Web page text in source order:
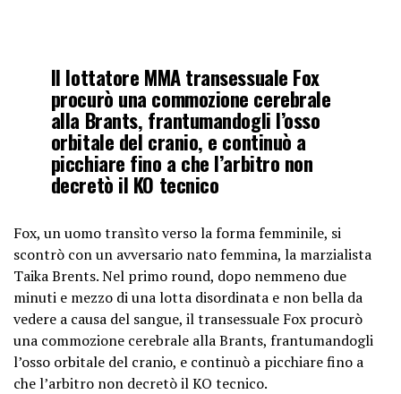
Il lottatore MMA transessuale Fox
procurò una commozione cerebrale
alla Brants, frantumandogli l’osso
orbitale del cranio, e continuò a
picchiare fino a che l’arbitro non
decretò il KO tecnico
Fox, un uomo transìto verso la forma femminile, si
scontrò con un avversario nato femmina, la marzialista
Taika Brents. Nel primo round, dopo nemmeno due
minuti e mezzo di una lotta disordinata e non bella da
vedere a causa del sangue, il transessuale Fox procurò
una commozione cerebrale alla Brants, frantumandogli
l’osso orbitale del cranio, e continuò a picchiare fino a
che l’arbitro non decretò il KO tecnico.